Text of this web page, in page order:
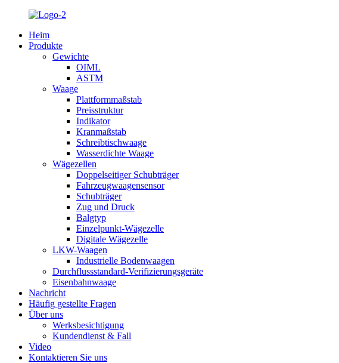
Heim
Produkte
Gewichte
OIML
ASTM
Waage
Plattformmaßstab
Preisstruktur
Indikator
Kranmaßstab
Schreibtischwaage
Wasserdichte Waage
Wägezellen
Doppelseitiger Schubträger
Fahrzeugwaagensensor
Schubträger
Zug und Druck
Balgtyp
Einzelpunkt-Wägezelle
Digitale Wägezelle
LKW-Waagen
Industrielle Bodenwaagen
Durchflussstandard-Verifizierungsgeräte
Eisenbahnwaage
Nachricht
Häufig gestellte Fragen
Über uns
Werksbesichtigung
Kundendienst & Fall
Video
Kontaktieren Sie uns